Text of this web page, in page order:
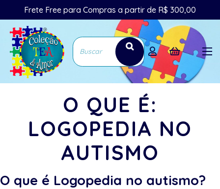
Frete Free para Compras a partir de R$ 300,00
O QUE É:
LOGOPEDIA NO
AUTISMO
O que é Logopedia no autismo?